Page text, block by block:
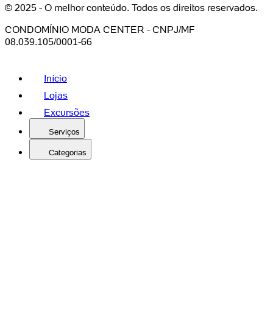
© 2025 - O melhor conteúdo. Todos os direitos reservados.
CONDOMÍNIO MODA CENTER - CNPJ/MF
08.039.105/0001-66
Início
Lojas
Excursões
Serviços
Categorias